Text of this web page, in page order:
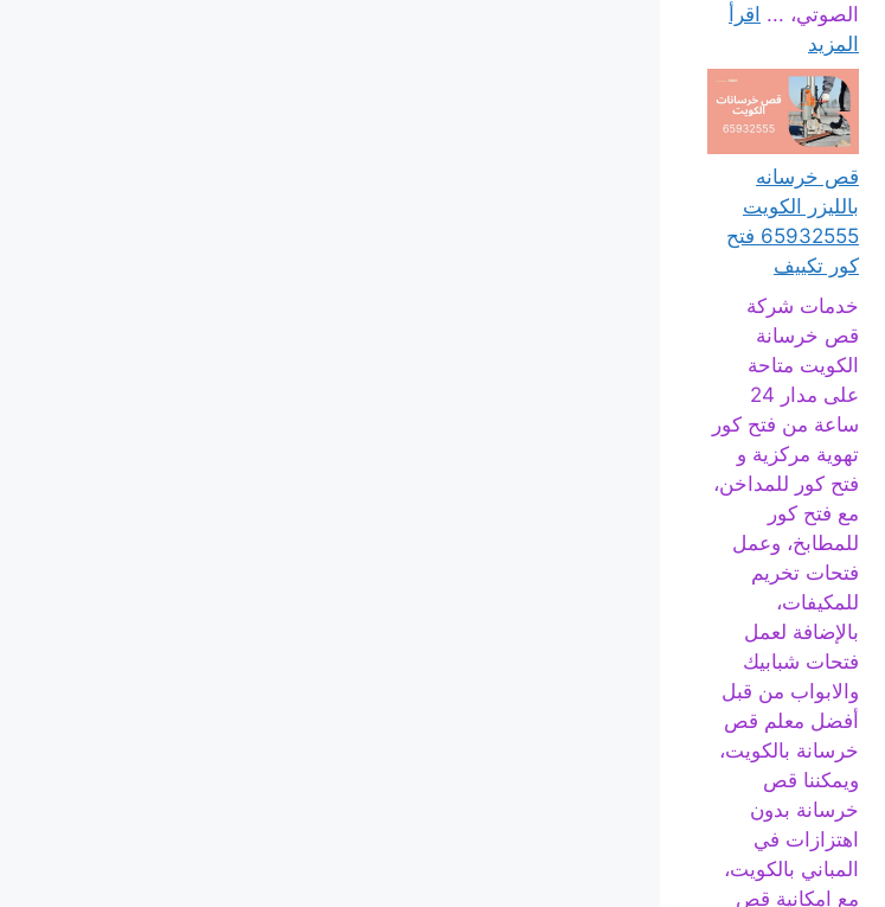
الصوتي، ... اقرأ
المزيد
قص خرسانه
بالليزر الكويت
65932555 فتح
كور تكييف
خدمات شركة
قص خرسانة
الكويت متاحة
على مدار 24
ساعة من فتح كور
تهوية مركزية و
فتح كور للمداخن،
مع فتح كور
للمطابخ، وعمل
فتحات تخريم
للمكيفات،
بالإضافة لعمل
فتحات شبابيك
والابواب من قبل
أفضل معلم قص
خرسانة بالكويت،
ويمكننا قص
خرسانة بدون
اهتزازات في
المباني بالكويت،
مع امكانية قص